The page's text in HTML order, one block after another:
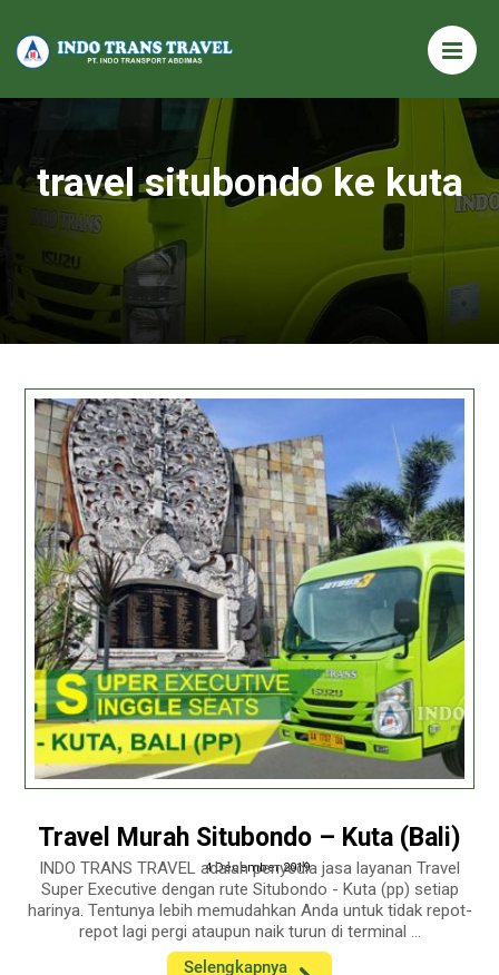
travel situbondo ke kuta
Travel Murah Situbondo – Kuta (Bali)
4 December 2019
INDO TRANS TRAVEL adalah penyedia jasa layanan Travel
Super Executive dengan rute Situbondo - Kuta (pp) setiap
harinya. Tentunya lebih memudahkan Anda untuk tidak repot-
repot lagi pergi ataupun naik turun di terminal ...
Selengkapnya